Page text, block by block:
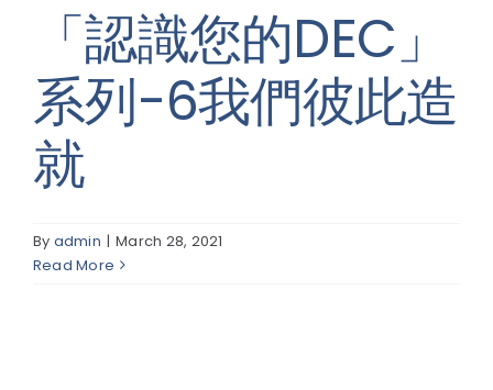
線上報名
「認識您的DEC」
系列-6我們彼此造
就
By admin | March 28, 2021
Read More